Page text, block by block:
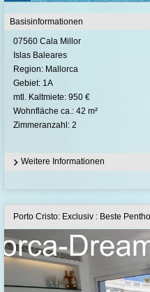
Basisinformationen
07560 Cala Millor
Islas Baleares
Region: Mallorca
Gebiet: 1A
mtl. Kaltmiete: 950 €
Wohnfläche ca.: 42 m²
Zimmeranzahl: 2
Weitere Informationen